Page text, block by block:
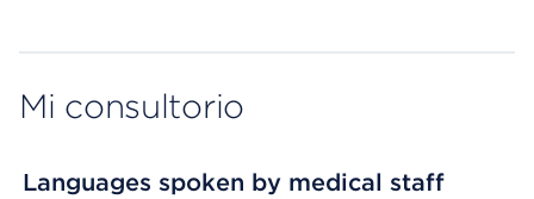
Mi consultorio
Languages spoken by medical staff